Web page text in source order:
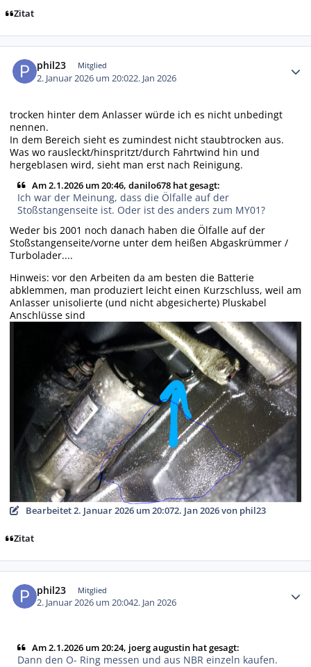
Zitat
phil23 Mitglied
2. Januar 2026 um 20:022. Jan 2026
trocken hinter dem Anlasser würde ich es nicht unbedingt
nennen.
In dem Bereich sieht es zumindest nicht staubtrocken aus.
Was wo rausleckt/hinspritzt/durch Fahrtwind hin und
hergeblasen wird, sieht man erst nach Reinigung.
Am 2.1.2026 um 20:46, danilo678 hat gesagt:
Ich war der Meinung, dass die Ölfalle auf der
Stoßstangenseite ist. Oder ist des anders zum MY01?
Weder bis 2001 noch danach haben die Ölfalle auf der
Stoßstangenseite/vorne unter dem heißen Abgaskrümmer /
Turbolader....
Hinweis: vor den Arbeiten da am besten die Batterie
abklemmen, man produziert leicht einen Kurzschluss, weil am
Anlasser unisolierte (und nicht abgesicherte) Pluskabel
Anschlüsse sind
Bearbeitet2. Januar 2026 um 20:072. Jan 2026von phil23
Zitat
phil23 Mitglied
2. Januar 2026 um 20:042. Jan 2026
Am 2.1.2026 um 20:24, joerg augustin hat gesagt:
Dann den O- Ring messen und aus NBR einzeln kaufen.